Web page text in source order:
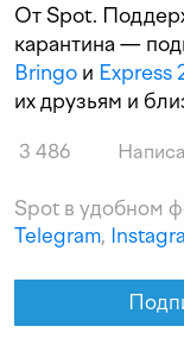
От Spot.
карантина —
Bringo и Express
их друзьям и
3 486
Spot в удобном
Telegram,